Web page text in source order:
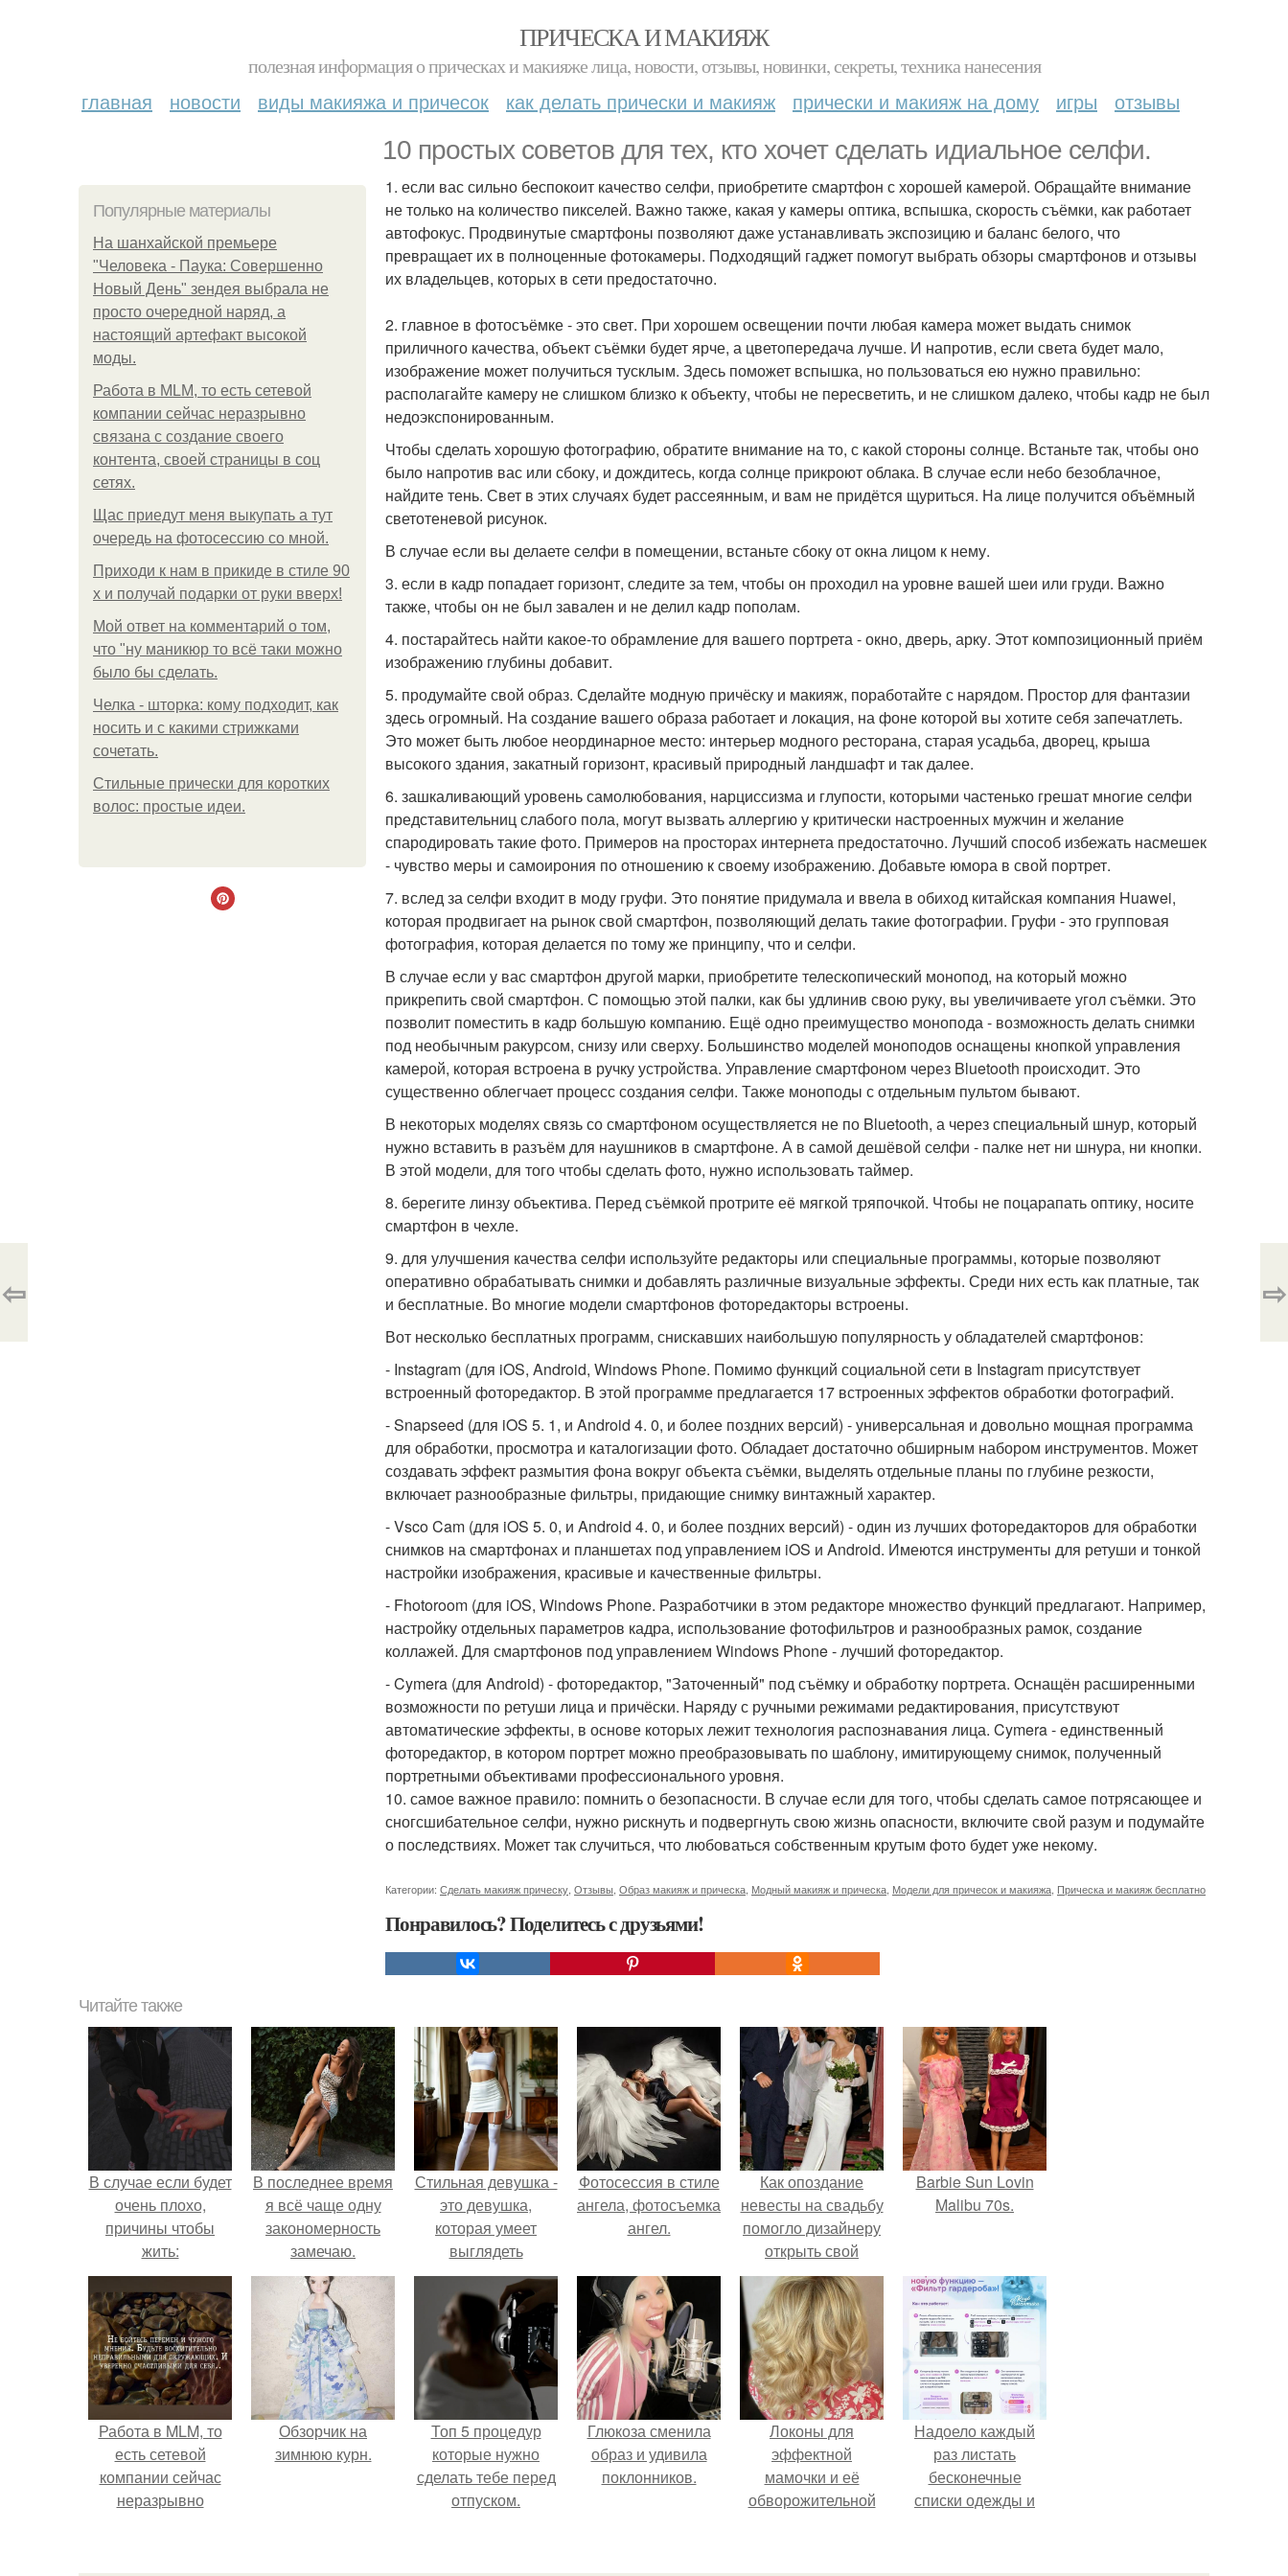
ПРИЧЕСКА И МАКИЯЖ
полезная информация о прическах и макияже лица, новости, отзывы, новинки, секреты, техника нанесения
главная новости виды макияжа и причесок как делать прически и макияж прически и макияж на дому игры отзывы
10 простых советов для тех, кто хочет сделать идиальное селфи.
Популярные материалы
На шанхайской премьере
"Человека - Паука: Совершенно
Новый День" зендея выбрала не
просто очередной наряд, а
настоящий артефакт высокой
моды.
Работа в MLM, то есть сетевой
компании сейчас неразрывно
связана с создание своего
контента, своей страницы в соц
сетях.
Щас приедут меня выкупать а тут
очередь на фотосессию со мной.
Приходи к нам в прикиде в стиле 90
х и получай подарки от руки вверх!
Мой ответ на комментарий о том,
что "ну маникюр то всё таки можно
было бы сделать.
Челка - шторка: кому подходит, как
носить и с какими стрижками
сочетать.
Стильные прически для коротких
волос: простые идеи.
1. если вас сильно беспокоит качество селфи, приобретите смартфон с хорошей камерой. Обращайте внимание
не только на количество пикселей. Важно также, какая у камеры оптика, вспышка, скорость съёмки, как работает
автофокус. Продвинутые смартфоны позволяют даже устанавливать экспозицию и баланс белого, что
превращает их в полноценные фотокамеры. Подходящий гаджет помогут выбрать обзоры смартфонов и отзывы
их владельцев, которых в сети предостаточно.
2. главное в фотосъёмке - это свет. При хорошем освещении почти любая камера может выдать снимок
приличного качества, объект съёмки будет ярче, а цветопередача лучше. И напротив, если света будет мало,
изображение может получиться тусклым. Здесь поможет вспышка, но пользоваться ею нужно правильно:
располагайте камеру не слишком близко к объекту, чтобы не пересветить, и не слишком далеко, чтобы кадр не был
недоэкспонированным.
Чтобы сделать хорошую фотографию, обратите внимание на то, с какой стороны солнце. Встаньте так, чтобы оно
было напротив вас или сбоку, и дождитесь, когда солнце прикроют облака. В случае если небо безоблачное,
найдите тень. Свет в этих случаях будет рассеянным, и вам не придётся щуриться. На лице получится объёмный
светотеневой рисунок.
В случае если вы делаете селфи в помещении, встаньте сбоку от окна лицом к нему.
3. если в кадр попадает горизонт, следите за тем, чтобы он проходил на уровне вашей шеи или груди. Важно
также, чтобы он не был завален и не делил кадр пополам.
4. постарайтесь найти какое-то обрамление для вашего портрета - окно, дверь, арку. Этот композиционный приём
изображению глубины добавит.
5. продумайте свой образ. Сделайте модную причёску и макияж, поработайте с нарядом. Простор для фантазии
здесь огромный. На создание вашего образа работает и локация, на фоне которой вы хотите себя запечатлеть.
Это может быть любое неординарное место: интерьер модного ресторана, старая усадьба, дворец, крыша
высокого здания, закатный горизонт, красивый природный ландшафт и так далее.
6. зашкаливающий уровень самолюбования, нарциссизма и глупости, которыми частенько грешат многие селфи
представительниц слабого пола, могут вызвать аллергию у критически настроенных мужчин и желание
спародировать такие фото. Примеров на просторах интернета предостаточно. Лучший способ избежать насмешек
- чувство меры и самоирония по отношению к своему изображению. Добавьте юмора в свой портрет.
7. вслед за селфи входит в моду груфи. Это понятие придумала и ввела в обиход китайская компания Huawei,
которая продвигает на рынок свой смартфон, позволяющий делать такие фотографии. Груфи - это групповая
фотография, которая делается по тому же принципу, что и селфи.
В случае если у вас смартфон другой марки, приобретите телескопический монопод, на который можно
прикрепить свой смартфон. С помощью этой палки, как бы удлинив свою руку, вы увеличиваете угол съёмки. Это
позволит поместить в кадр большую компанию. Ещё одно преимущество монопода - возможность делать снимки
под необычным ракурсом, снизу или сверху. Большинство моделей моноподов оснащены кнопкой управления
камерой, которая встроена в ручку устройства. Управление смартфоном через Bluetooth происходит. Это
существенно облегчает процесс создания селфи. Также моноподы с отдельным пультом бывают.
В некоторых моделях связь со смартфоном осуществляется не по Bluetooth, а через специальный шнур, который
нужно вставить в разъём для наушников в смартфоне. А в самой дешёвой селфи - палке нет ни шнура, ни кнопки.
В этой модели, для того чтобы сделать фото, нужно использовать таймер.
8. берегите линзу объектива. Перед съёмкой протрите её мягкой тряпочкой. Чтобы не поцарапать оптику, носите
смартфон в чехле.
9. для улучшения качества селфи используйте редакторы или специальные программы, которые позволяют
оперативно обрабатывать снимки и добавлять различные визуальные эффекты. Среди них есть как платные, так
и бесплатные. Во многие модели смартфонов фоторедакторы встроены.
Вот несколько бесплатных программ, снискавших наибольшую популярность у обладателей смартфонов:
- Instagram (для iOS, Android, Windows Phone. Помимо функций социальной сети в Instagram присутствует
встроенный фоторедактор. В этой программе предлагается 17 встроенных эффектов обработки фотографий.
- Snapseed (для iOS 5. 1, и Android 4. 0, и более поздних версий) - универсальная и довольно мощная программа
для обработки, просмотра и каталогизации фото. Обладает достаточно обширным набором инструментов. Может
создавать эффект размытия фона вокруг объекта съёмки, выделять отдельные планы по глубине резкости,
включает разнообразные фильтры, придающие снимку винтажный характер.
- Vsco Cam (для iOS 5. 0, и Android 4. 0, и более поздних версий) - один из лучших фоторедакторов для обработки
снимков на смартфонах и планшетах под управлением iOS и Android. Имеются инструменты для ретуши и тонкой
настройки изображения, красивые и качественные фильтры.
- Fhotoroom (для iOS, Windows Phone. Разработчики в этом редакторе множество функций предлагают. Например,
настройку отдельных параметров кадра, использование фотофильтров и разнообразных рамок, создание
коллажей. Для смартфонов под управлением Windows Phone - лучший фоторедактор.
- Cymera (для Android) - фоторедактор, "Заточенный" под съёмку и обработку портрета. Оснащён расширенными
возможности по ретуши лица и причёски. Наряду с ручными режимами редактирования, присутствуют
автоматические эффекты, в основе которых лежит технология распознавания лица. Cymera - единственный
фоторедактор, в котором портрет можно преобразовывать по шаблону, имитирующему снимок, полученный
портретными объективами профессионального уровня.
10. самое важное правило: помнить о безопасности. В случае если для того, чтобы сделать самое потрясающее и
сногсшибательное селфи, нужно рискнуть и подвергнуть свою жизнь опасности, включите свой разум и подумайте
о последствиях. Может так случиться, что любоваться собственным крутым фото будет уже некому.
Категории: Сделать макияж прическу Отзывы Образ макияж и прическа Модный макияж и прическа Модели для причесок и макияжа Прическа и макияж бесплатно
Понравилось? Поделитесь с друзьями!
⇦ ⇨
Читайте также
В случае если будет
очень плохо,
причины чтобы
жить:
В последнее время
я всё чаще одну
закономерность
замечаю.
Стильная девушка -
это девушка,
которая умеет
выглядеть
привлекательно и
элегантно в любои
ситуации.
Фотосессия в стиле
ангела, фотосъемка
ангел.
Как опоздание
невесты на свадьбу
помогло дизайнеру
открыть свой
бренд.
Barbie Sun Lovin
Malibu 70s.
Работа в MLM, то
есть сетевой
компании сейчас
неразрывно
своей страницы в
Обзорчик на
зимнюю курн.
Топ 5 процедур
которые нужно
сделать тебе перед
отпуском.
Глюкоза сменила
образ и удивила
поклонников.
Локоны для
эффектной
мамочки и её
обворожительной
Надоело каждый
раз листать
бесконечные
списки одежды и
кусочкам?